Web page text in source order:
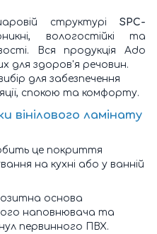
структурі SPC-
вологостійкі та
Вся продукція Ado
для здоров'я речовин.
для забезпечення
спокою та комфорту.
вінілового ламінату
це покриття
на кухні або у ванній
основа
наповнювача та
первинного ПВХ.